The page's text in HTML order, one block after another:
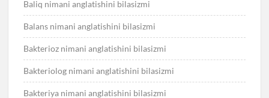
Baliq nimani anglatishini bilasizmi
Balans nimani anglatishini bilasizmi
Bakterioz nimani anglatishini bilasizmi
Bakteriolog nimani anglatishini bilasizmi
Bakteriya nimani anglatishini bilasizmi